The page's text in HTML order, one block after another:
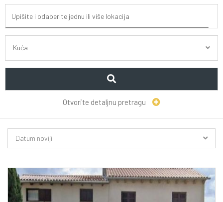
Kuća
Otvorite detaljnu pretragu
Datum noviji